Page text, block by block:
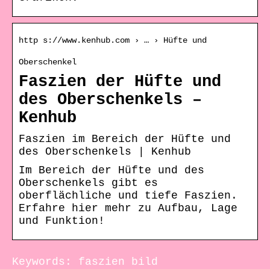
http s://www.kenhub.com › … › Hüfte und
Oberschenkel
Faszien der Hüfte und
des Oberschenkels –
Kenhub
Faszien im Bereich der Hüfte und
des Oberschenkels | Kenhub
Im Bereich der Hüfte und des
Oberschenkels gibt es
oberflächliche und tiefe Faszien.
Erfahre hier mehr zu Aufbau, Lage
und Funktion!
Keywords: faszien bild